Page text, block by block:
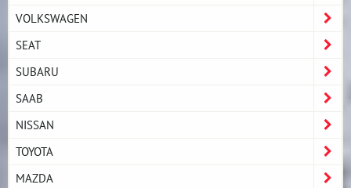
VOLKSWAGEN
SEAT
SUBARU
SAAB
NISSAN
TOYOTA
MAZDA